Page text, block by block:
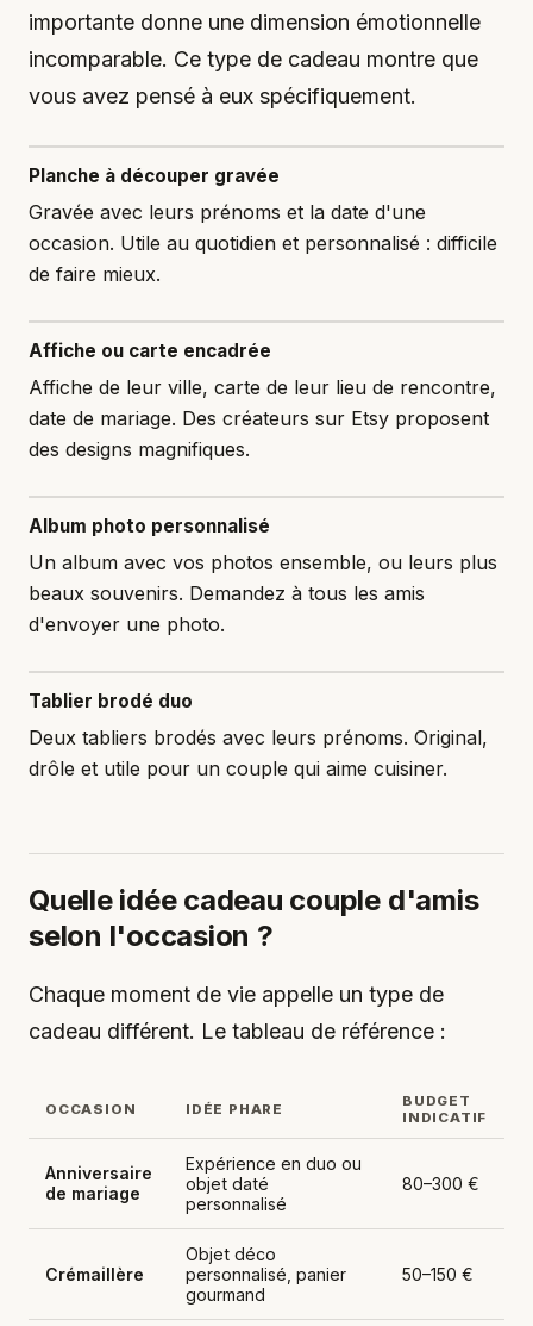
importante donne une dimension émotionnelle
incomparable. Ce type de cadeau montre que
vous avez pensé à eux spécifiquement.
Planche à découper gravée
Gravée avec leurs prénoms et la date d'une
occasion. Utile au quotidien et personnalisé : difficile
de faire mieux.
Affiche ou carte encadrée
Affiche de leur ville, carte de leur lieu de rencontre,
date de mariage. Des créateurs sur Etsy proposent
des designs magnifiques.
Album photo personnalisé
Un album avec vos photos ensemble, ou leurs plus
beaux souvenirs. Demandez à tous les amis
d'envoyer une photo.
Tablier brodé duo
Deux tabliers brodés avec leurs prénoms. Original,
drôle et utile pour un couple qui aime cuisiner.
Quelle idée cadeau couple d'amis
selon l'occasion ?
Chaque moment de vie appelle un type de
cadeau différent. Le tableau de référence :
OCCASION IDÉE PHARE
BUDGET
INDICATIF
Anniversaire
de mariage
Expérience en duo ou
objet daté
personnalisé
80–300 €
Crémaillère
Objet déco
personnalisé, panier
gourmand
50–150 €